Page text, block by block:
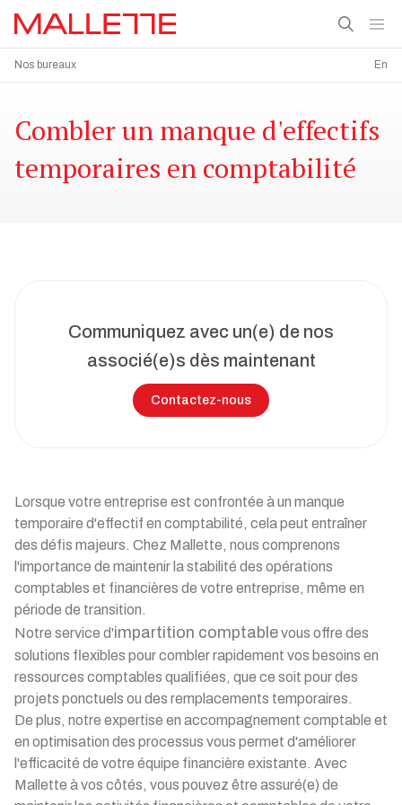
Nos bureaux En
Combler un manque d'effectifs
temporaires en comptabilité
Communiquez avec un(e) de nos
associé(e)s dès maintenant
Contactez-nous
Lorsque votre entreprise est confrontée à un manque
temporaire d'effectif en comptabilité, cela peut entraîner
des défis majeurs. Chez Mallette, nous comprenons
l'importance de maintenir la stabilité des opérations
comptables et financières de votre entreprise, même en
période de transition.
Notre service d'impartition comptablevous offre des
solutions flexibles pour combler rapidement vos besoins en
ressources comptables qualifiées, que ce soit pour des
projets ponctuels ou des remplacements temporaires.
De plus, notre expertise en accompagnement comptable et
en optimisation des processus vous permet d'améliorer
l'efficacité de votre équipe financière existante. Avec
Mallette à vos côtés, vous pouvez être assuré(e) de